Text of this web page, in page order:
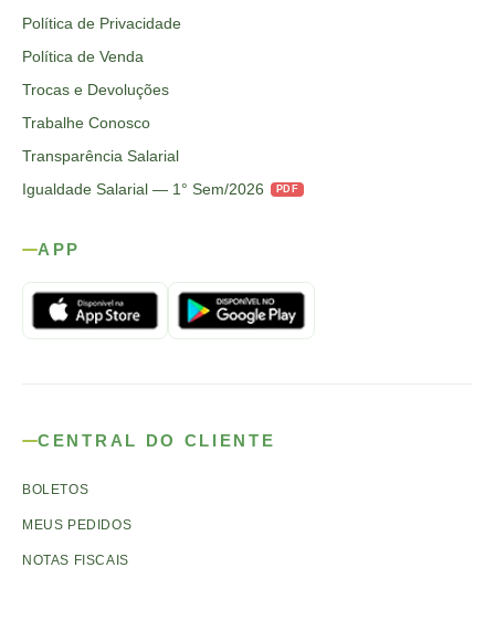
Política de Privacidade
Política de Venda
Trocas e Devoluções
Trabalhe Conosco
Transparência Salarial
Igualdade Salarial — 1° Sem/2026
PDF
APP
CENTRAL DO CLIENTE
BOLETOS
MEUS PEDIDOS
NOTAS FISCAIS